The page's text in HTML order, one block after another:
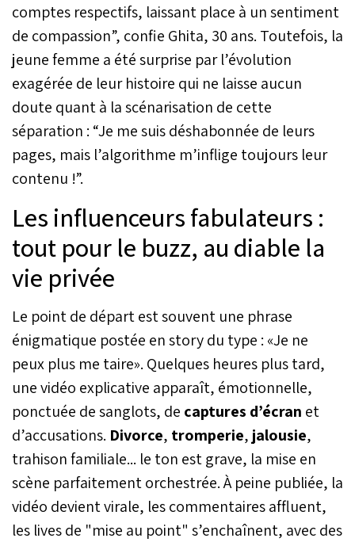
moins visible que met en
lumière un ouvrage
collectif publié
récemment par la Faculté
des lettres et des sciences
humaines de Casablanca
où plusieurs chercheurs et
chercheuses interrogent
numérique fait,
comptes respectifs, laissant place à un sentiment
de compassion”, confie Ghita, 30 ans. Toutefois, la
jeune femme a été surprise par l’évolution
exagérée de leur histoire qui ne laisse aucun
doute quant à la scénarisation de cette
séparation : “Je me suis déshabonnée de leurs
pages, mais l’algorithme m’inflige toujours leur
contenu !”.
Les influenceurs fabulateurs :
tout pour le buzz, au diable la
vie privée
Le point de départ est souvent une phrase
énigmatique postée en story du type : «Je ne
peux plus me taire». Quelques heures plus tard,
une vidéo explicative apparaît, émotionnelle,
ponctuée de sanglots, de captures d’écran et
d’accusations. Divorce, tromperie, jalousie,
trahison familiale... le ton est grave, la mise en
scène parfaitement orchestrée. À peine publiée, la
vidéo devient virale, les commentaires affluent,
les lives de "mise au point" s’enchaînent, avec des